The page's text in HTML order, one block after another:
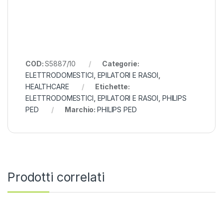
COD:S5887/10
Categorie:
ELETTRODOMESTICI EPILATORI E RASOI
HEALTHCARE
Etichette:
ELETTRODOMESTICI EPILATORI E RASOI PHILIPS
PED
Marchio:PHILIPS PED
Prodotti correlati